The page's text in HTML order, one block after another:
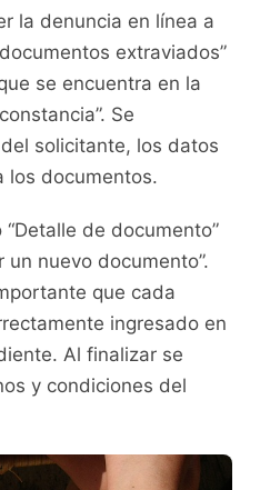
la denuncia en línea a
extraviados”
se encuentra en la
Se
solicitante, los datos
los documentos.
de documento”
un nuevo documento”.
que cada
ingresado en
Al finalizar se
y condiciones del